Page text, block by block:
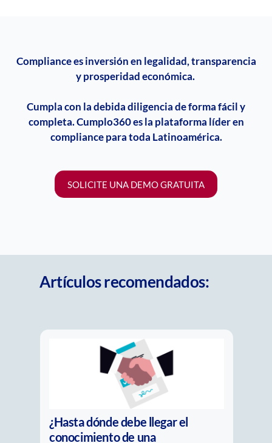
Compliancees inversión en legalidad, transparencia
y prosperidad económica.
Cumpla con la debida diligencia de forma fácil y
completa. Cumplo360 es la plataforma líder en
compliancepara toda Latinoamérica.
SOLICITE UNA DEMO GRATUITA
Artículos recomendados:
La nueva pregunta del
compliance: ¿Es real o solo parece